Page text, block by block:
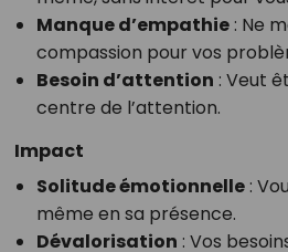
Manque d’empathie: Ne
compassion pour vos
Besoin d’attention : Veut
centre de l’attention.
Impact
Solitude émotionnelle:
même en sa présence.
Dévalorisation : Vos